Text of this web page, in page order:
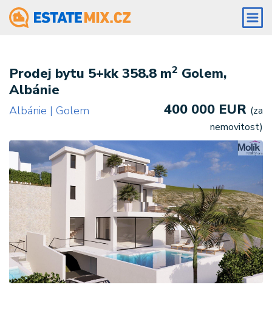
Prodej bytu 5+kk 358.8 m2 Golem,
Albánie
Albánie | Golem 400 000 EUR (za
nemovitost)